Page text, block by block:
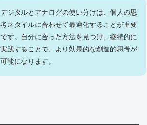
デジタルとアナログの使い分けは、個人の思
考スタイルに合わせて最適化することが重要
です。自分に合った方法を見つけ、継続的に
実践することで、より効果的な創造的思考が
可能になります。